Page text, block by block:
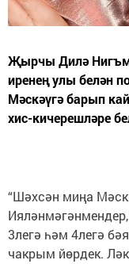
Җырчы Дилә
иренең улы белән
Мәскәүгә барып
хис-кичерешләре
“Шәхсән миңа
3легә һәм 4легә
чакрым йөрдек.